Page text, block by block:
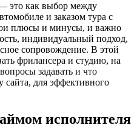
это как выбор между
и заказом тура с
плюсы и минусы, и важно
индивидуальный подход,
сопровождение. В этой
фрилансера и студию, на
задавать и что
сайта, для эффективного
исполнителя